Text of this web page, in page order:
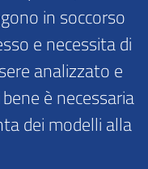
in soccorso
e necessita di
analizzato e
è necessaria
dei modelli alla